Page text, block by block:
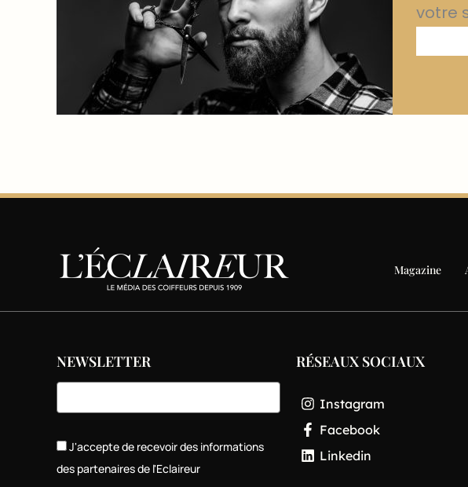
votre
Magazine
NEWSLETTER
J'accepte de recevoir des informations
des partenaires de l'Eclaireur
RÉSEAUX SOCIAUX
Instagram
Facebook
Linkedin